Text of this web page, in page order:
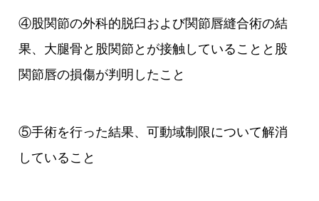
④股関節の外科的脱臼および関節唇縫合術の結
果、大腿骨と股関節とが接触していることと股
関節唇の損傷が判明したこと
⑤手術を行った結果、可動域制限について解消
していること